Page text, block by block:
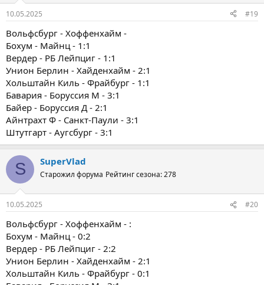
10.05.2025 #19
Вольфсбург - Хоффенхайм -
Бохум - Майнц - 1:1
Вердер - РБ Лейпциг - 1:1
Унион Берлин - Хайденхайм - 2:1
Хольштайн Киль - Фрайбург - 1:1
Бавария - Боруссия М - 3:1
Байер - Боруссия Д - 2:1
Айнтрахт Ф - Санкт-Паули - 3:1
Штутгарт - Аугсбург - 3:1
S SuperVlad
Старожил форума Рейтинг сезона: 278
10.05.2025 #20
Вольфсбург - Хоффенхайм - :
Бохум - Майнц - 0:2
Вердер - РБ Лейпциг - 2:2
Унион Берлин - Хайденхайм - 2:1
Хольштайн Киль - Фрайбург - 0:1